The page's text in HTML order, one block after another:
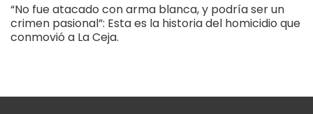
“No fue atacado con arma blanca, y podría ser un
crimen pasional”: Esta es la historia del homicidio que
conmovió a La Ceja.